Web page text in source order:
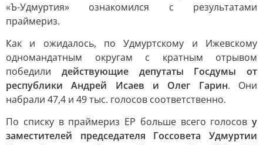
«Ъ-Удмуртия» ознакомился с результатами
праймериз.
Как и ожидалось, по Удмуртскому и Ижевскому
одномандатным округам с кратным отрывом
победили действующие депутаты Госдумы от
республики Андрей Исаев и Олег Гарин. Они
набрали 47,4 и 49 тыс. голосов соответственно.
По списку в праймериз ЕР больше всего голосов у
заместителей председателя Госсовета Удмуртии